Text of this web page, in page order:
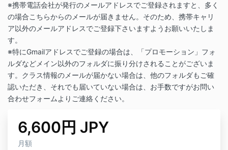
※携帯電話会社が発行のメールアドレスでご登録されますと、多く
の場合こちらからのメールが届きません。そのため、携帯キャリ
ア以外のメールアドレスでご登録下さいますようお願いいたしま
す。
※特にGmailアドレスでご登録の場合は、「プロモーション」フォ
ルダなどメイン以外のフォルダに振り分けされることがございま
す。クラス情報のメールが届かない場合は、他のフォルダもご確
認いただき、それでも届いていない場合は、お手数ですがお問い
合わせフォームよりご連絡ください。
6,600円 JPY
月額